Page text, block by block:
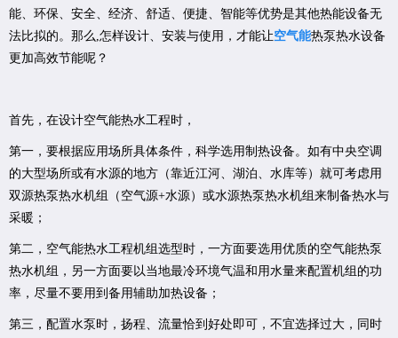
能、环保、安全、经济、舒适、便捷、智能等优势是其他热能设备无
法比拟的。那么,怎样设计、安装与使用，才能让空气能热泵热水设备
更加高效节能呢？
首先，在设计空气能热水工程时，
第一，要根据应用场所具体条件，科学选用制热设备。如有中央空调
的大型场所或有水源的地方（靠近江河、湖泊、水库等）就可考虑用
双源热泵热水机组（空气源+水源）或水源热泵热水机组来制备热水与
采暖；
第二，空气能热水工程机组选型时，一方面要选用优质的空气能热泵
热水机组，另一方面要以当地最冷环境气温和用水量来配置机组的功
率，尽量不要用到备用辅助加热设备；
第三，配置水泵时，扬程、流量恰到好处即可，不宜选择过大，同时